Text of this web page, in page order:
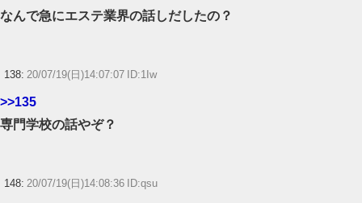
なんで急にエステ業界の話しだしたの？
138: 20/07/19(日)14:07:07 ID:1Iw
>>135
専門学校の話やぞ？
148: 20/07/19(日)14:08:36 ID:qsu